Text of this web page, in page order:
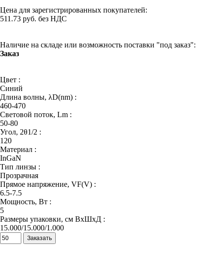
Цена для зарегистрированных покупателей:
511.73 руб. без НДС
Наличие на складе или возможность поставки "под заказ":
Заказ
Цвет :
Синий
Длина волны, λD(nm) :
460-470
Световой поток, Lm :
50-80
Угол, 2θ1/2 :
120
Материал :
InGaN
Тип линзы :
Прозрачная
Прямое напряжение, VF(V) :
6.5-7.5
Мощность, Вт :
5
Размеры упаковки, см ВхШхД :
15.000/15.000/1.000